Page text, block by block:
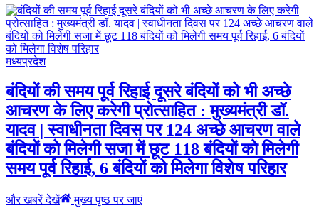
मध्यप्रदेश
बंदियों की समय पूर्व रिहाई दूसरे बंदियों को भी अच्छे
आचरण के लिए करेगी प्रोत्साहित : मुख्यमंत्री डॉ.
यादव | स्वाधीनता दिवस पर 124 अच्छे आचरण वाले
बंदियों को मिलेगी सजा में छूट 118 बंदियों को मिलेगी
समय पूर्व रिहाई, 6 बंदियों को मिलेगा विशेष परिहार
और खबरें देखें मुख्य पृष्ठ पर जाएं